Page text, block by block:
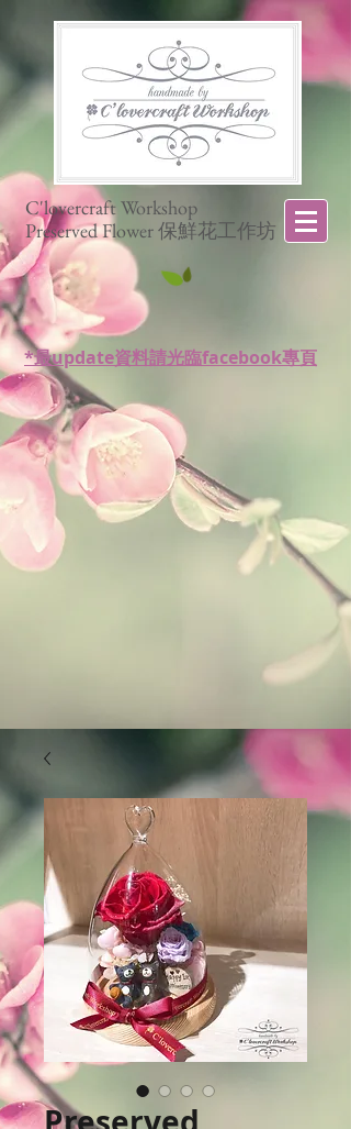
C'lovercraft Workshop
Preserved Flower 保鮮花工作坊
*最update資料請光臨facebook專頁